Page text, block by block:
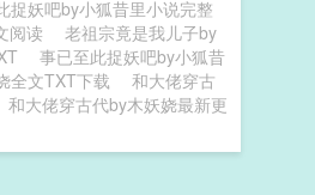
捉妖吧by小狐昔里小说完整
阅读
老祖宗竟是我儿子by
事已至此捉妖吧by小狐昔
全文TXT下载
和大佬穿古
和大佬穿古代by木妖娆最新更